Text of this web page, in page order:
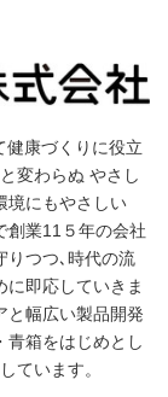
健康づくりに役立
変わらぬ やさし
境にもやさしい
創業11５年の会社
りつつ､時代の流
に即応していきま
と幅広い製品開発
青箱をはじめとし
ています。